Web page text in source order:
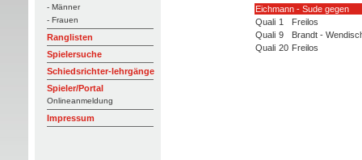
- Männer
- Frauen
Ranglisten
Spielersuche
Schiedsrichter-lehrgänge
Spieler/Portal
Onlineanmeldung
Impressum
Eichmann - Sude gegen
Quali 1
Freilos
Quali 9
Brandt -
Quali 20 Freilos